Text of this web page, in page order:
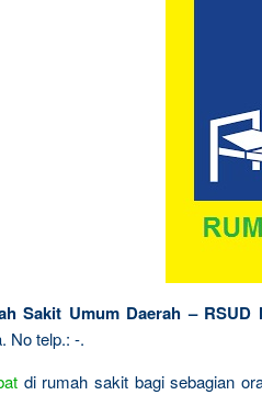
Sakit Umum Daerah – RSUD
No telp.: -.
di rumah sakit bagi sebagian